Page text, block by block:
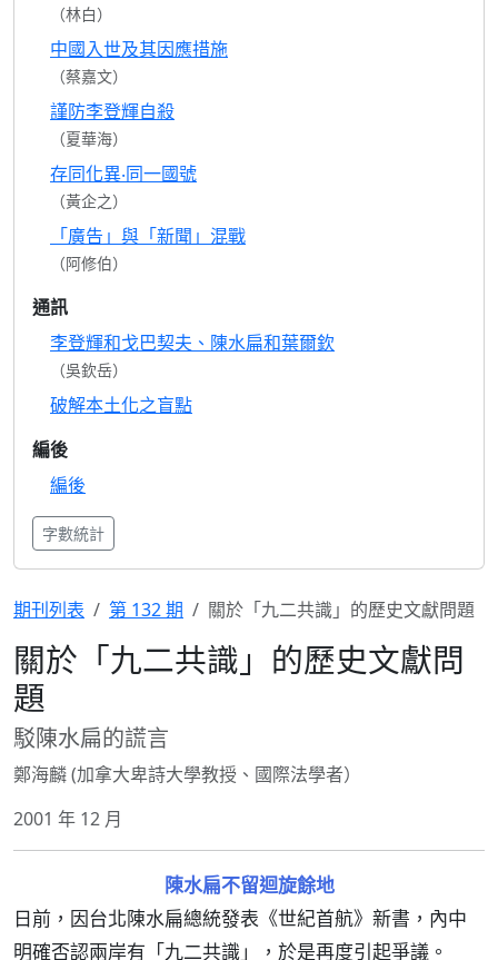
（林白）
中國入世及其因應措施
（蔡嘉文）
謹防李登輝自殺
（夏華海）
存同化異‧同一國號
（黃企之）
「廣告」與「新聞」混戰
（阿修伯）
通訊
李登輝和戈巴契夫、陳水扁和葉爾欽
（吳欽岳）
破解本土化之盲點
編後
編後
字數統計
期刊列表 第 132 期 關於「九二共識」的歷史文獻問題
關於「九二共識」的歷史文獻問
題
駁陳水扁的謊言
鄭海麟 (加拿大卑詩大學教授、國際法學者）
2001 年 12 月
陳水扁不留迴旋餘地
日前，因台北陳水扁總統發表《世紀首航》新書，內中
明確否認兩岸有「九二共識」，於是再度引起爭議。